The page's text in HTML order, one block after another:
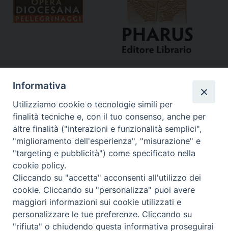
Curia
Via del Seminario, 61 - 57122 Livorno LI
Tel. 0586 276211
Fax 0586 276243
segreve@livorno.chiesacattolica.it
Informativa
Utilizziamo cookie o tecnologie simili per
finalità tecniche e, con il tuo consenso, anche per
altre finalità ("interazioni e funzionalità semplici",
"miglioramento dell'esperienza", "misurazione" e
"targeting e pubblicità") come specificato nella
cookie policy.
Cliccando su "accetta" acconsenti all'utilizzo dei
cookie. Cliccando su "personalizza" puoi avere
maggiori informazioni sui cookie utilizzati e
personalizzare le tue preferenze. Cliccando su
"rifiuta" o chiudendo questa informativa proseguirai